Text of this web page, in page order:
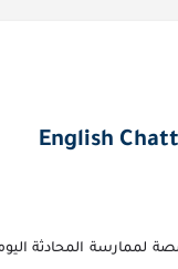
لممارسة المحادثة